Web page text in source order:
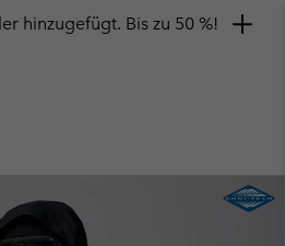
hinzugefügt. Bis zu 50 %!